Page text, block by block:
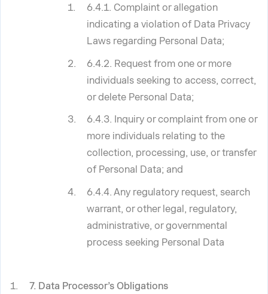
6.4.1. Complaint or allegation
indicating a violation of Data Privacy
Laws regarding Personal Data;
6.4.2. Request from one or more
individuals seeking to access, correct,
or delete Personal Data;
6.4.3. Inquiry or complaint from one or
more individuals relating to the
collection, processing, use, or transfer
of Personal Data; and
6.4.4. Any regulatory request, search
warrant, or other legal, regulatory,
administrative, or governmental
process seeking Personal Data
7. Data Processor’s Obligations